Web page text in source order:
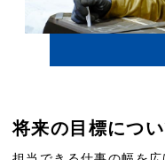
将来の目標につ